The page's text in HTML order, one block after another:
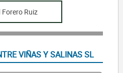
Forero Ruiz
VIÑAS Y SALINAS SL